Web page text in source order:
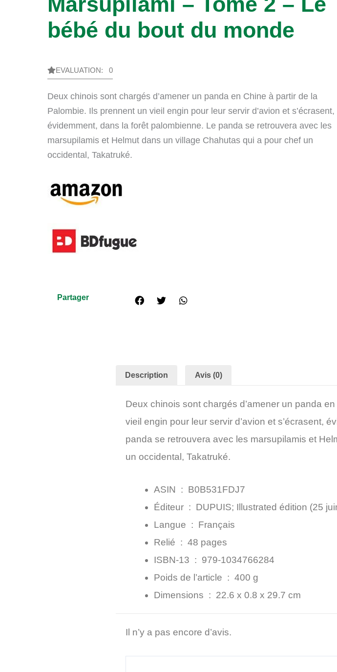
bébé du bout du monde
EVALUATION: 0
Deux chinois sont chargés d’amener un panda en Chine à partir de la
Palombie. Ils prennent un vieil engin pour leur servir d’avion et s’écrasent,
évidemment, dans la forêt palombienne. Le panda se retrouvera avec les
marsupilamis et Helmut dans un village Chahutas qui a pour chef un
occidental, Takatruké.
Partager
Description Avis (0)
Deux chinois sont chargés d’amener un panda
vieil engin pour leur servir d’avion et s’écrasent,
panda se retrouvera avec les marsupilamis et
un occidental, Takatruké.
ASIN ‏ : ‎ B0B531FDJ7
Éditeur ‏ : ‎ DUPUIS; Illustrated édition (25
Langue ‏ : ‎ Français
Relié ‏ : ‎ 48 pages
ISBN-13 ‏ : ‎ 979-1034766284
Poids de l’article ‏ : ‎ 400 g
Dimensions ‏ : ‎ 22.6 x 0.8 x 29.7 cm
Il n’y a pas encore d’avis.